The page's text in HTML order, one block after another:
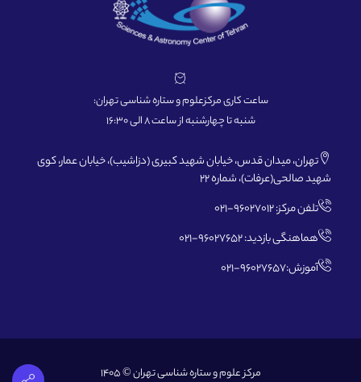
ساعت کاری مرکزعلوم و ستاره شناسی تهران:
شنبه تا چهارشنبه از ساعت 8 الی 16:30
تهران، میدان قدس، خیابان شهید کبیری (دزاشیب)، خیابان عمار، کوی
شهید صالحی(عرفات)، شماره 22
تلفن مرکز: 96027012-021
هماهنگی بازدید: 96027652-021
آموزش:96027657-021
مرکز علوم و ستاره شناسی تهران © 1405